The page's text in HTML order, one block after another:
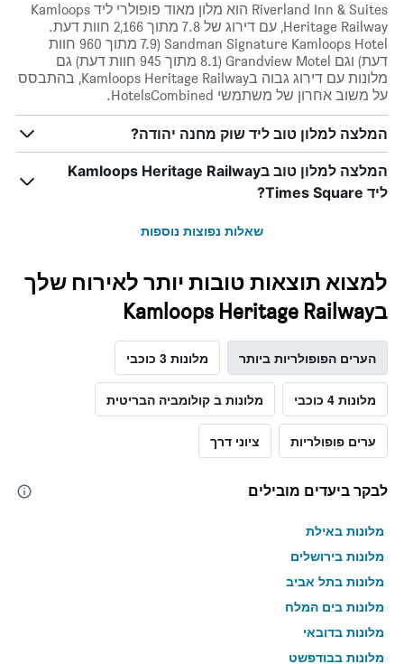
Riverland Inn & Suites הוא מלון מאוד פופולרי ליד Kamloops
Heritage Railway, עם דירוג של 7.8 מתוך 2,166 חוות דעת.
Sandman Signature Kamloops Hotel (7.9 מתוך 960 חוות
דעת) וגם Grandview Motel (8.1 מתוך 945 חוות דעת) גם
מלונות עם דירוג גבוה בKamloops Heritage Railway, בהתבסס
על משוב אחרון של משתמשי HotelsCombined.
המלצה למלון טוב ליד שוק מחנה יהודה?
המלצה למלון טוב בKamloops Heritage Railway
ליד Times Square?
שאלות נפוצות נוספות
למצוא תוצאות טובות יותר לאירוח שלך
בKamloops Heritage Railway
הערים הפופולריות ביותר מלונות 3 כוכבי
מלונות 4 כוכבי מלונות ב קולומביה הבריטית
ערים פופולריות ציוני דרך
לבקר ביעדים מובילים
מלונות באילת
מלונות בירושלים
מלונות בתל אביב
מלונות בים המלח
מלונות בדובאי
מלונות בבודפשט